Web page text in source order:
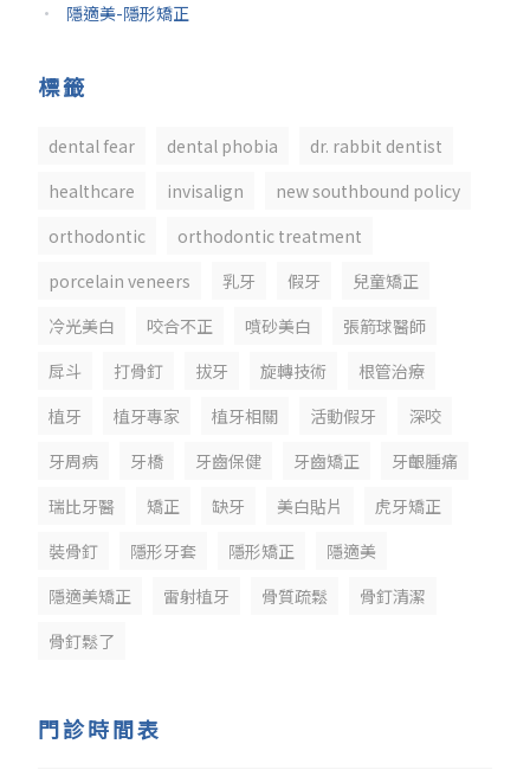
隱適美-隱形矯正
標籤
dental fear dental phobia
dr. rabbit dentist
healthcare
invisalign
new southbound policy
orthodontic
orthodontic treatment
porcelain veneers
乳牙 假牙
兒童矯正
冷光美白
咬合不正 噴砂美白
張箭球醫師
戽斗
打骨釘 拔牙 旋轉技術
根管治療
植牙
植牙專家 植牙相關 活動假牙
深咬
牙周病
牙橋 牙齒保健 牙齒矯正
牙齦腫痛
瑞比牙醫
矯正 缺牙 美白貼片
虎牙矯正
裝骨釘
隱形牙套 隱形矯正
隱適美
隱適美矯正
雷射植牙 骨質疏鬆
骨釘清潔
骨釘鬆了
門診時間表